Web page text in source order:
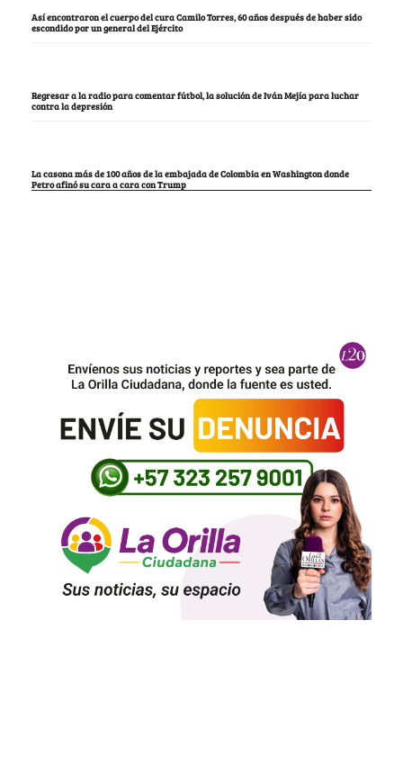
Así encontraron el cuerpo del cura Camilo Torres, 60 años después de haber sido
escondido por un general del Ejército
Regresar a la radio para comentar fútbol, la solución de Iván Mejía para luchar
contra la depresión
La casona más de 100 años de la embajada de Colombia en Washington donde
Petro afinó su cara a cara con Trump